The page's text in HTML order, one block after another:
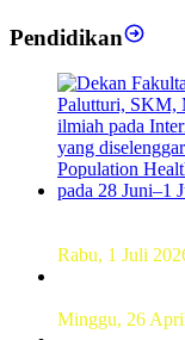
Pendidikan
Rabu, 1 Juli
Minggu, 26